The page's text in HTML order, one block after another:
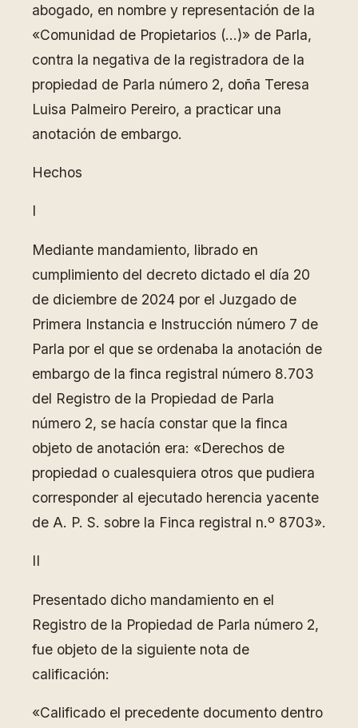
abogado, en nombre y representación de la
«Comunidad de Propietarios (…)» de Parla,
contra la negativa de la registradora de la
propiedad de Parla número 2, doña Teresa
Luisa Palmeiro Pereiro, a practicar una
anotación de embargo.
Hechos
I
Mediante mandamiento, librado en
cumplimiento del decreto dictado el día 20
de diciembre de 2024 por el Juzgado de
Primera Instancia e Instrucción número 7 de
Parla por el que se ordenaba la anotación de
embargo de la finca registral número 8.703
del Registro de la Propiedad de Parla
número 2, se hacía constar que la finca
objeto de anotación era: «Derechos de
propiedad o cualesquiera otros que pudiera
corresponder al ejecutado herencia yacente
de A. P. S. sobre la Finca registral n.º 8703».
II
Presentado dicho mandamiento en el
Registro de la Propiedad de Parla número 2,
fue objeto de la siguiente nota de
calificación:
«Calificado el precedente documento dentro